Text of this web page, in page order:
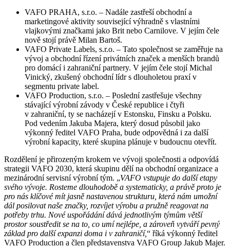
VAFO PRAHA, s.r.o. – Nadále zastřeší obchodní a
marketingové aktivity související výhradně s vlastními
vlajkovými značkami jako Brit nebo Carnilove. V jejím čele
nově stojí právě Milan Bartoš.
VAFO Private Labels, s.r.o. – Tato společnost se zaměřuje na
vývoj a obchodní řízení privátních značek a menších brandů
pro domácí i zahraniční partnery. V jejím čele stojí Michal
Vinický, zkušený obchodní lídr s dlouholetou praxí v
segmentu private label.
VAFO Production, s.r.o. – Poslední zastřešuje všechny
stávající výrobní závody v České republice i čtyři
v zahraniční, ty se nacházejí v Estonsku, Finsku a Polsku.
Pod vedením Jakuba Majera, který dosud působil jako
výkonný ředitel VAFO Praha, bude odpovědná i za další
výrobní kapacity, které skupina plánuje v budoucnu otevřít.
Rozdělení je přirozeným krokem ve vývoji společnosti a odpovídá
strategii VAFO 2030, která skupinu dělí na obchodní organizace a
mezinárodní servisní výrobní tým. „VAFO vstupuje do další etapy
svého vývoje. Rosteme dlouhodobě a systematicky, a právě proto je
pro nás klíčové mít jasně nastavenou strukturu, která nám umožní
dál posilovat naše značky, rozvíjet výrobu a pružně reagovat na
potřeby trhu. Nové uspořádání dává jednotlivým týmům větší
prostor soustředit se na to, co umí nejlépe, a zároveň vytváří pevný
základ pro další expanzi doma i v zahraničí,“ říká výkonný ředitel
VAFO Production a člen představenstva VAFO Group Jakub Majer.